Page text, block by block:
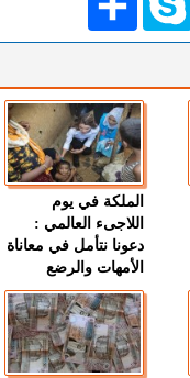
الملكة في يوم
اللاجىء العالمي :
دعونا نتأمل في معاناة
الأمهات والرضع